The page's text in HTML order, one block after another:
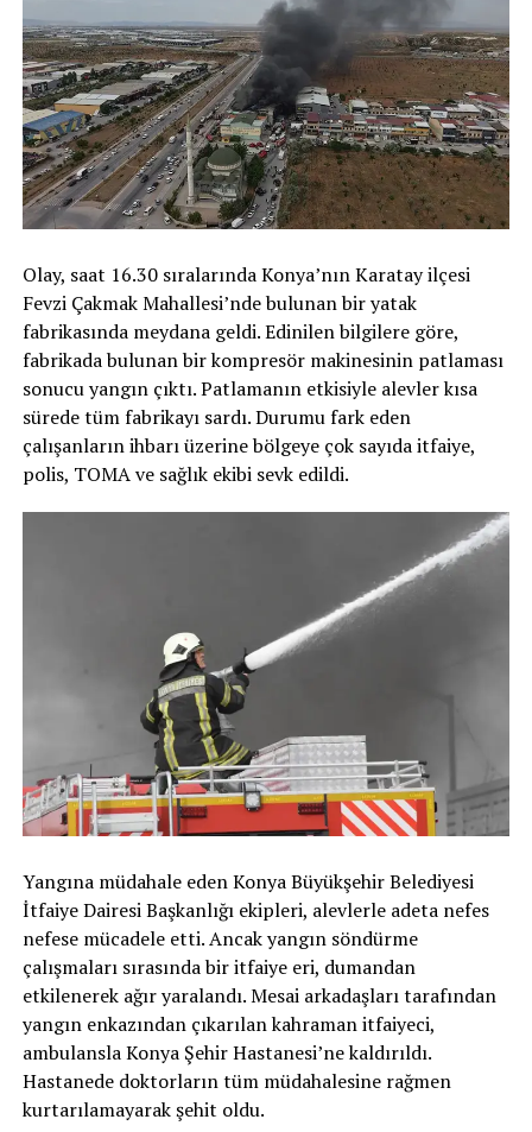
Olay, saat 16.30 sıralarında Konya’nın Karatay ilçesi
Fevzi Çakmak Mahallesi’nde bulunan bir yatak
fabrikasında meydana geldi. Edinilen bilgilere göre,
fabrikada bulunan bir kompresör makinesinin patlaması
sonucu yangın çıktı. Patlamanın etkisiyle alevler kısa
sürede tüm fabrikayı sardı. Durumu fark eden
çalışanların ihbarı üzerine bölgeye çok sayıda itfaiye,
polis, TOMA ve sağlık ekibi sevk edildi.
Yangına müdahale eden Konya Büyükşehir Belediyesi
İtfaiye Dairesi Başkanlığı ekipleri, alevlerle adeta nefes
nefese mücadele etti. Ancak yangın söndürme
çalışmaları sırasında bir itfaiye eri, dumandan
etkilenerek ağır yaralandı. Mesai arkadaşları tarafından
yangın enkazından çıkarılan kahraman itfaiyeci,
ambulansla Konya Şehir Hastanesi’ne kaldırıldı.
Hastanede doktorların tüm müdahalesine rağmen
kurtarılamayarak şehit oldu.